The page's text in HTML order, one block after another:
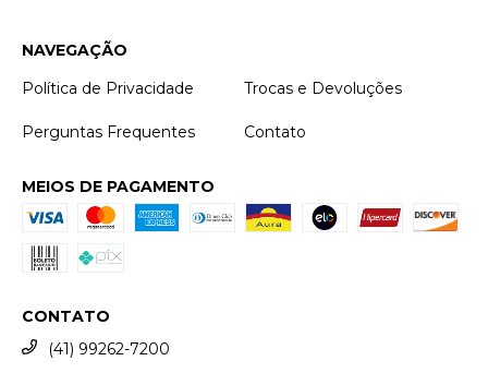
NAVEGAÇÃO
Política de Privacidade
Trocas e Devoluções
Perguntas Frequentes Contato
MEIOS DE PAGAMENTO
CONTATO
(41) 99262-7200